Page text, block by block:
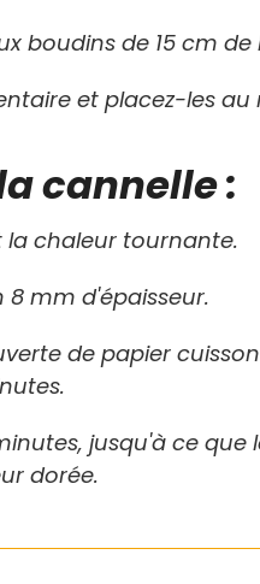
boudins de 15 cm de
et placez-les
cannelle :
la chaleur tournante.
8 mm d'épaisseur.
de papier
jusqu'à ce que
dorée.